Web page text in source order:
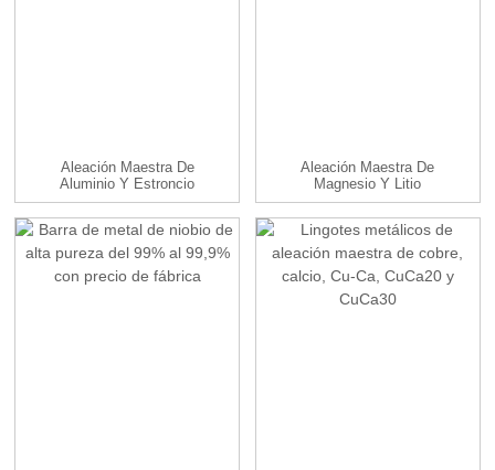
Aleación Maestra De
Aluminio Y Estroncio
AlSr3.5 5 10 15...
Aleación Maestra De
Magnesio Y Litio
MgLi10 14 Aleaciones